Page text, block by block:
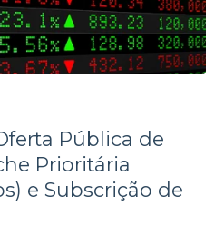
Pública de
Prioritária
e Subscrição de